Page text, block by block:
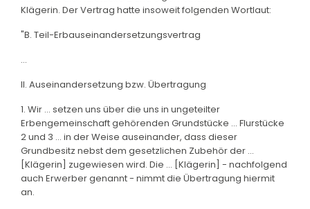
Klägerin. Der Vertrag hatte insoweit folgenden Wortlaut:
"B. Teil-Erbauseinandersetzungsvertrag
...
II. Auseinandersetzung bzw. Übertragung
1. Wir ... setzen uns über die uns in ungeteilter
Erbengemeinschaft gehörenden Grundstücke ... Flurstücke
2 und 3 ... in der Weise auseinander, dass dieser
Grundbesitz nebst dem gesetzlichen Zubehör der ...
[Klägerin] zugewiesen wird. Die ... [Klägerin] - nachfolgend
auch Erwerber genannt - nimmt die Übertragung hiermit
an.